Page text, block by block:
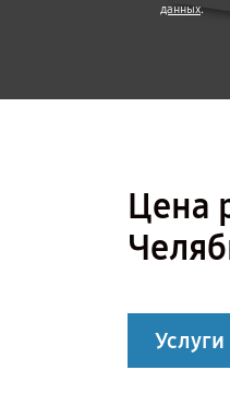
данных.
Цена
Услуги